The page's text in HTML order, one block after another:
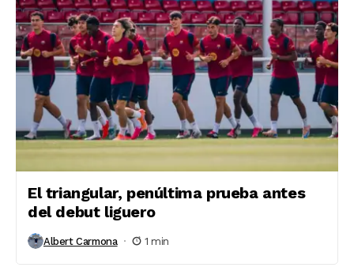
El triangular, penúltima prueba antes
del debut liguero
Albert Carmona 1 min